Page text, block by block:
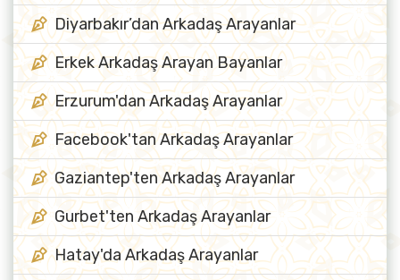
Diyarbakır’dan Arkadaş Arayanlar
Erkek Arkadaş Arayan Bayanlar
Erzurum'dan Arkadaş Arayanlar
Facebook'tan Arkadaş Arayanlar
Gaziantep'ten Arkadaş Arayanlar
Gurbet'ten Arkadaş Arayanlar
Hatay'da Arkadaş Arayanlar